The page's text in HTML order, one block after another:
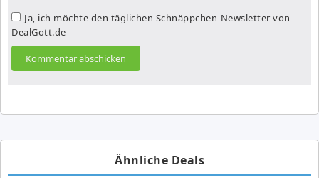
Ja, ich möchte den täglichen Schnäppchen-Newsletter von
DealGott.de
Ähnliche Deals